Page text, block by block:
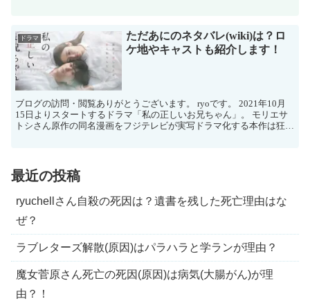
ドラマ
ただあにのネタバレ(wiki)は？ロ
ケ地やキャストも紹介します！
ブログの訪問・閲覧ありがとうございます。 ryoです。 2021年10月
15日よりスタートするドラマ「私の正しいお兄ちゃん」。 モリエサ
トシさん原作の同名漫画をフジテレビが実写ドラマ化する本作は狂気
最近の投稿
ryuchellさん自殺の死因は？遺書を残した死亡理由はな
ぜ？
ラブレターズ解散(原因)はパラハラと学ランが理由？
魔女菅原さん死亡の死因(原因)は病気(大腸がん)が理
由？！